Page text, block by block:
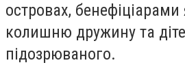
островах,
колишню дружину та
підозрюваного.